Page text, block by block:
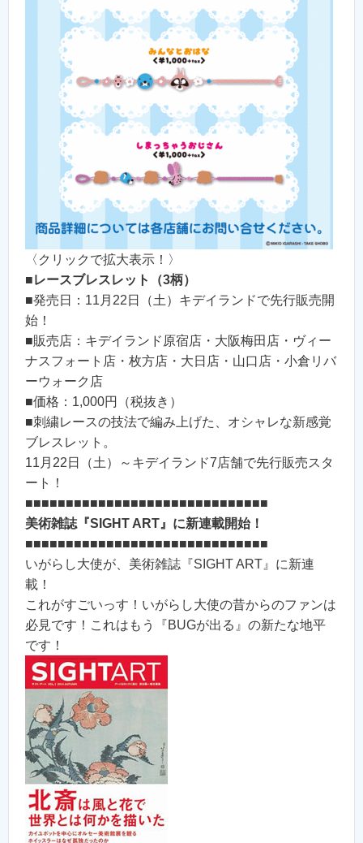
〈クリックで拡大表示！〉
■レースブレスレット（3柄）
■発売日：11月22日（土）キデイランドで先行販売開
始！
■販売店：キデイランド原宿店・大阪梅田店・ヴィー
ナスフォート店・枚方店・大日店・山口店・小倉リバ
ーウォーク店
■価格：1,000円（税抜き）
■刺繍レースの技法で編み上げた、オシャレな新感覚
ブレスレット。
11月22日（土）～キデイランド7店舗で先行販売スタ
ート！
■■■■■■■■■■■■■■■■■■■■■■■■■■■■■■
美術雑誌『SIGHT ART』に新連載開始！
■■■■■■■■■■■■■■■■■■■■■■■■■■■■■■
いがらし大使が、美術雑誌『SIGHT ART』に新連
載！
これがすごいっす！いがらし大使の昔からのファンは
必見です！これはもう『BUGが出る』の新たな地平
です！